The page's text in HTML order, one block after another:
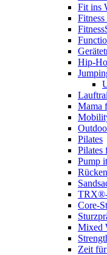
Fit ins
Hip-
Mama
Pilates
Pilates
Pump
TRX®-
Core-
Mixed
Zeit